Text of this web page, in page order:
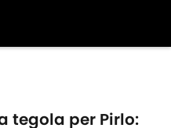
tegola per Pirlo: